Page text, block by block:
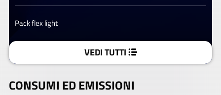
Pack flex light
VEDI TUTTI
CONSUMI ED EMISSIONI